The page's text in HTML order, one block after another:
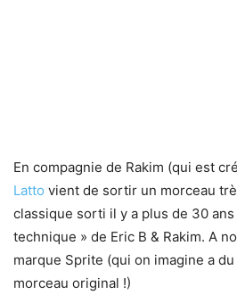
En compagnie de Rakim (qui est
Latto vient de sortir un morceau
classique sorti il y a plus de 30 ans
technique » de Eric B & Rakim. A
marque Sprite (qui on imagine a
morceau original !)